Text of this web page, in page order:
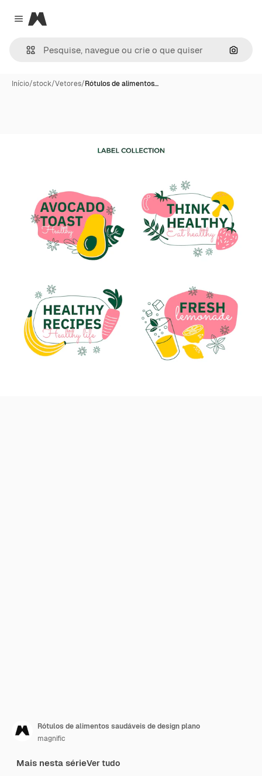
Close menu
Magnific
Início/stock/Vetores/Rótulos de alimentos…
Rótulos de alimentos saudáveis de design plano
magnific
Mais nesta sérieVer tudo